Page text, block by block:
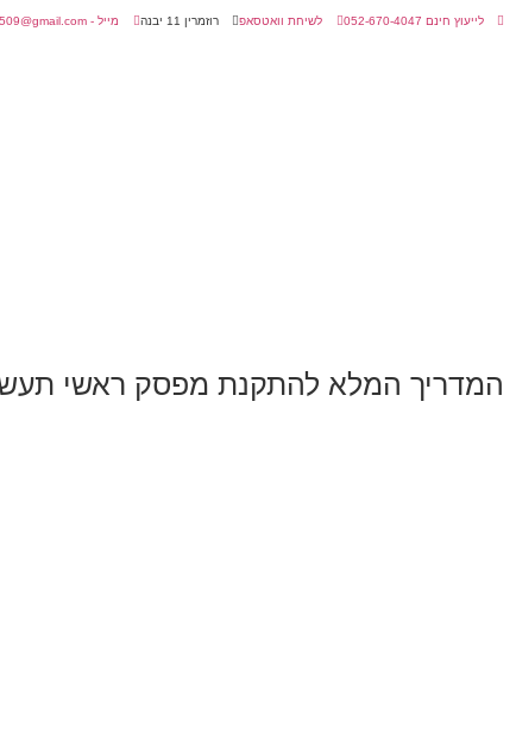
לייעוץ חינם 052-670-4047 לשיחת וואטסאפ רוזמרין 11 יבנה מייל - amitmatan1509@gmail.com
המדריך המלא להתקנת מפסק ראשי